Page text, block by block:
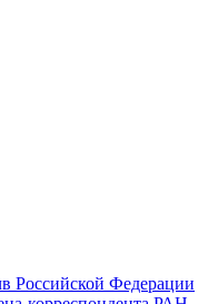
Российской Федерации